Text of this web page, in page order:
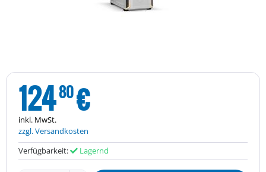
12480€
inkl. MwSt.
zzgl. Versandkosten
Verfügbarkeit:
Lagernd